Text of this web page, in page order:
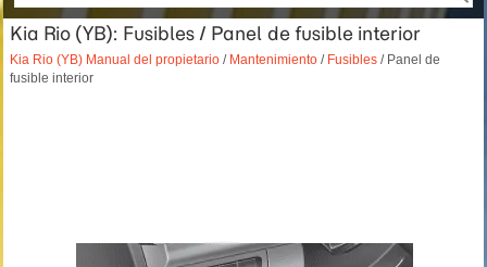
Kia Rio (YB): Fusibles / Panel de fusible interior
Kia Rio (YB) Manual del propietario / Mantenimiento / Fusibles / Panel de
fusible interior